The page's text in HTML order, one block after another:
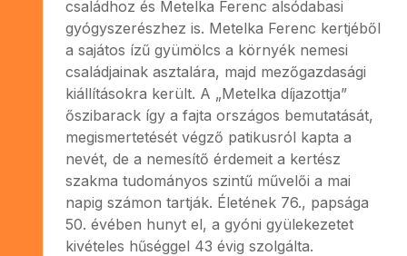
családhoz és Metelka Ferenc alsódabasi
gyógyszerészhez is. Metelka Ferenc kertjéből
a sajátos ízű gyümölcs a környék nemesi
családjainak asztalára, majd mezőgazdasági
kiállításokra került. A „Metelka díjazottja”
őszibarack így a fajta országos bemutatását,
megismertetését végző patikusról kapta a
nevét, de a nemesítő érdemeit a kertész
szakma tudományos szintű művelői a mai
napig számon tartják. Életének 76., papsága
50. évében hunyt el, a gyóni gyülekezetet
kivételes hűséggel 43 évig szolgálta.